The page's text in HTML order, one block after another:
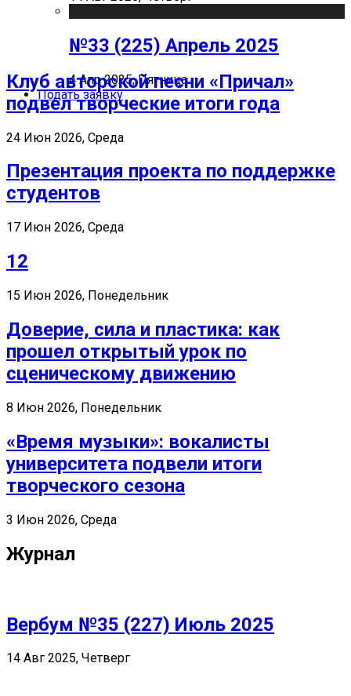
№33 (225) Апрель 2025
4 Апр 2025, Пятница
Подать заявку
Клуб авторской песни «Причал»
подвел творческие итоги года
24 Июн 2026, Среда
Презентация проекта по поддержке
студентов
17 Июн 2026, Среда
12
15 Июн 2026, Понедельник
Доверие, сила и пластика: как
прошел открытый урок по
сценическому движению
8 Июн 2026, Понедельник
«Время музыки»: вокалисты
университета подвели итоги
творческого сезона
3 Июн 2026, Среда
Журнал
Вербум №35 (227) Июль 2025
14 Авг 2025, Четверг